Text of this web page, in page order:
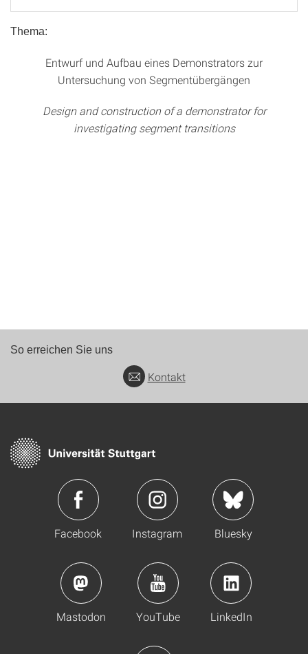
Thema:
Entwurf und Aufbau eines Demonstrators zur
Untersuchung von Segmentübergängen
Design and construction of a demonstrator for
investigating segment transitions
So erreichen Sie uns
Kontakt
Facebook Instagram Bluesky
Mastodon YouTube LinkedIn